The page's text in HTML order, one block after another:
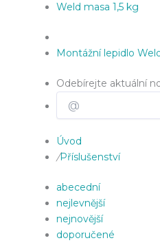
Weld masa 1,5 kg
Montážní lepidlo
Odebírejte aktuální
Úvod
/Příslušenství
abecední
nejlevnější
nejnovější
doporučené